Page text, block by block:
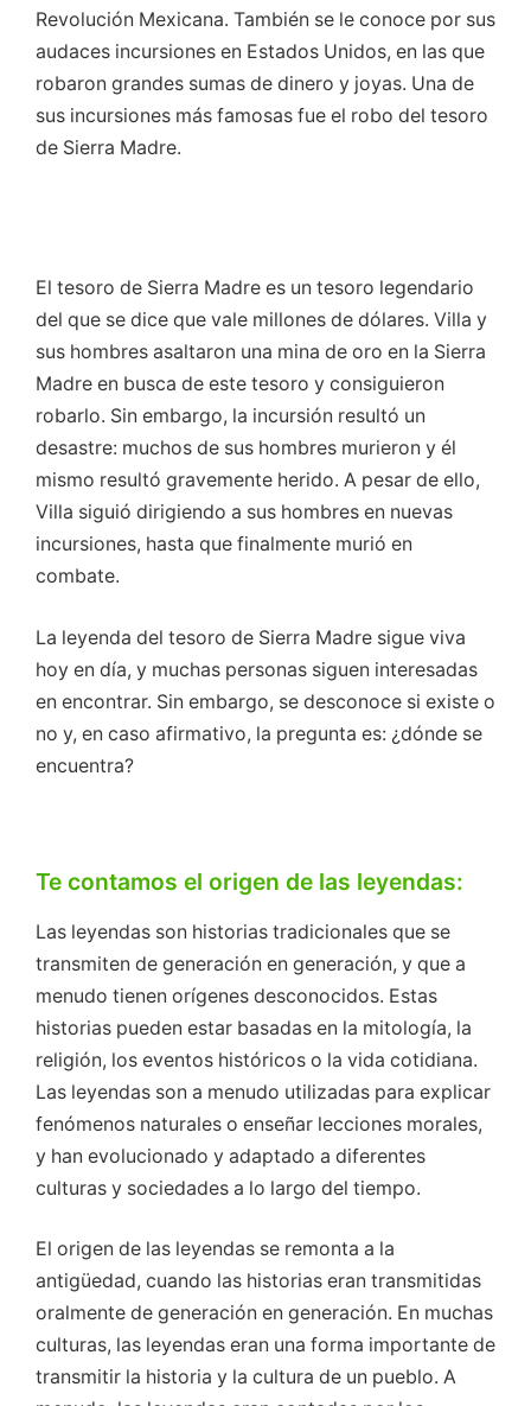
Revolución Mexicana. También se le conoce por sus
audaces incursiones en Estados Unidos, en las que
robaron grandes sumas de dinero y joyas. Una de
sus incursiones más famosas fue el robo del tesoro
de Sierra Madre.
El tesoro de Sierra Madre es un tesoro legendario
del que se dice que vale millones de dólares. Villa y
sus hombres asaltaron una mina de oro en la Sierra
Madre en busca de este tesoro y consiguieron
robarlo. Sin embargo, la incursión resultó un
desastre: muchos de sus hombres murieron y él
mismo resultó gravemente herido. A pesar de ello,
Villa siguió dirigiendo a sus hombres en nuevas
incursiones, hasta que finalmente murió en
combate.
La leyenda del tesoro de Sierra Madre sigue viva
hoy en día, y muchas personas siguen interesadas
en encontrar. Sin embargo, se desconoce si existe o
no y, en caso afirmativo, la pregunta es: ¿dónde se
encuentra?
Te contamos el origen de las leyendas:
Las leyendas son historias tradicionales que se
transmiten de generación en generación, y que a
menudo tienen orígenes desconocidos. Estas
historias pueden estar basadas en la mitología, la
religión, los eventos históricos o la vida cotidiana.
Las leyendas son a menudo utilizadas para explicar
fenómenos naturales o enseñar lecciones morales,
y han evolucionado y adaptado a diferentes
culturas y sociedades a lo largo del tiempo.
El origen de las leyendas se remonta a la
antigüedad, cuando las historias eran transmitidas
oralmente de generación en generación. En muchas
culturas, las leyendas eran una forma importante de
transmitir la historia y la cultura de un pueblo. A